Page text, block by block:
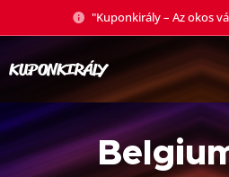
"Kuponkirály – Az okos
KUPONKIRÁLY
🇧🇪